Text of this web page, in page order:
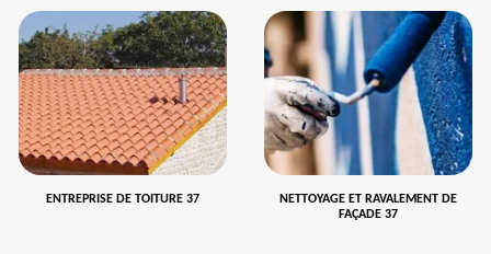
ENTREPRISE DE TOITURE 37
NETTOYAGE ET RAVALEMENT DE
FAÇADE 37